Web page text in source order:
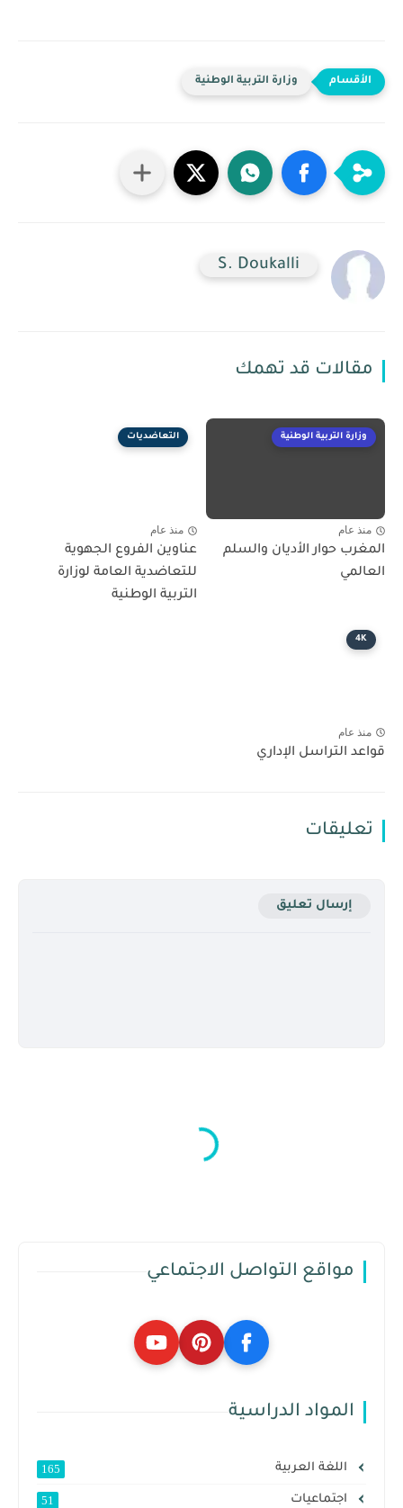
وزارة التربية الوطنية
S. Doukalli
مقالات قد تهمك
وزارة التربية الوطنية
منذ عام
المغرب حوار الأديان والسلم
العالمي
التعاضديات
منذ عام
عناوين الفروع الجهوية
للتعاضدية العامة لوزارة
التربية الوطنية
4K
منذ عام
قواعد التراسل الإداري
تعليقات
إرسال تعليق
مواقع التواصل الاجتماعي
المواد الدراسية
اللغة العربية 165
اجتماعيات 51